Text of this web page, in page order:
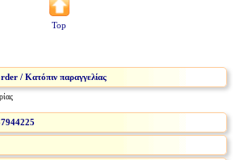
Top
/ Κατόπιν παραγγελίας